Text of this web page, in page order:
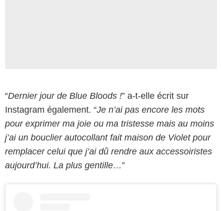
“Dernier jour de Blue Bloods !” a-t-elle écrit sur
Instagram également. “Je n’ai pas encore les mots
pour exprimer ma joie ou ma tristesse mais au moins
j’ai un bouclier autocollant fait maison de Violet pour
remplacer celui que j’ai dû rendre aux accessoiristes
aujourd’hui. La plus gentille…”